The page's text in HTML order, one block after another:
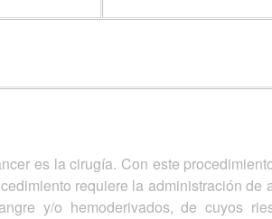
es la cirugía. Con este
requiere la administración
y/o hemoderivados, de cuyos